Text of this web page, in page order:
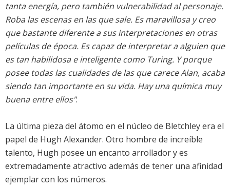
tanta energía, pero también vulnerabilidad al personaje.
Roba las escenas en las que sale. Es maravillosa y creo
que bastante diferente a sus interpretaciones en otras
películas de época. Es capaz de interpretar a alguien que
es tan habilidosa e inteligente como Turing. Y porque
posee todas las cualidades de las que carece Alan, acaba
siendo tan importante en su vida. Hay una química muy
buena entre ellos".
La última pieza del átomo en el núcleo de Bletchley era el
papel de Hugh Alexander. Otro hombre de increíble
talento, Hugh posee un encanto arrollador y es
extremadamente atractivo además de tener una afinidad
ejemplar con los números.